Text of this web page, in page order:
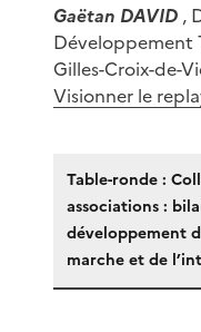
Gaëtan DAVID ,
Développement
Gilles-Croix-de-
Visionner le
Table-ronde :
associations :
développement
marche et de